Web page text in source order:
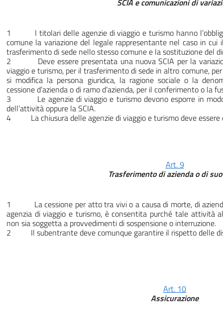
SCIA e comunicazioni di
1 I titolari delle agenzie di viaggio e turismo hanno
comune la variazione del legale rappresentante nel caso in cui
trasferimento di sede nello stesso comune e la sostituzione del
2 Deve essere presentata una nuova SCIA per la
viaggio e turismo, per il trasferimento di sede in altro comune,
si modifica la persona giuridica, la ragione sociale o la
cessione d’azienda o di ramo d’azienda, per il conferimento o la
3 Le agenzie di viaggio e turismo devono esporre in modo
dell’attività oppure la SCIA.
4 La chiusura delle agenzie di viaggio e turismo deve essere
Art. 9
Trasferimento di azienda o di
1 La cessione per atto tra vivi o a causa di morte, di
agenzia di viaggio e turismo, è consentita purché tale attività
non sia soggetta a provvedimenti di sospensione o interruzione.
2 Il subentrante deve comunque garantire il rispetto delle
Art. 10
Assicurazione